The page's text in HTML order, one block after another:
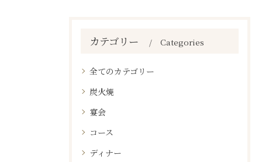
カテゴリー Categories
全てのカテゴリー
炭火焼
宴会
コース
ディナー